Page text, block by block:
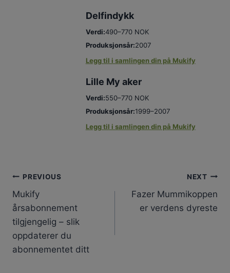
Delfindykk
Verdi:490–770 NOK
Produksjonsår:2007
Legg til i samlingen din på Mukify
Lille My aker
Verdi:550–770 NOK
Produksjonsår:1999–2007
Legg til i samlingen din på Mukify
Innleggsnavigasjon
PREVIOUS
Mukify
årsabonnement
tilgjengelig – slik
oppdaterer du
abonnementet ditt
NEXT
Fazer Mummikoppen
er verdens dyreste